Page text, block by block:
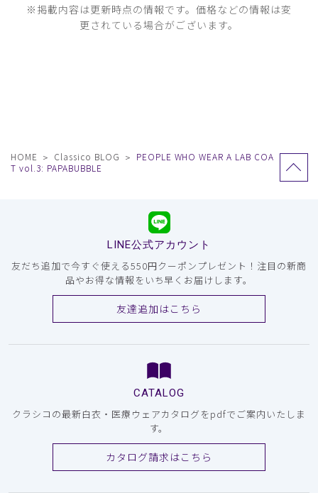
※掲載内容は更新時点の情報です。価格などの情報は変
更されている場合がございます。
HOME Classico BLOG
PEOPLE WHO WEAR A LAB COA
T vol.3: PAPABUBBLE
LINE公式アカウント
友だち追加で今すぐ使える550円クーポンプレゼント！注目の新商
品やお得な情報をいち早くお届けします。
友達追加はこちら
CATALOG
クラシコの最新白衣・医療ウェアカタログをpdfでご案内いたしま
す。
カタログ請求はこちら